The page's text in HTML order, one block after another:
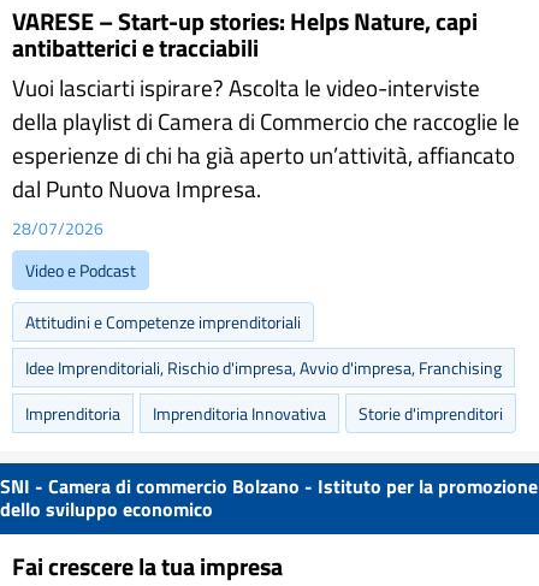
VARESE – Start-up stories: Helps Nature, capi
antibatterici e tracciabili
Vuoi lasciarti ispirare? Ascolta le video-interviste
della playlist di Camera di Commercio che raccoglie le
esperienze di chi ha già aperto un’attività, affiancato
dal Punto Nuova Impresa.
28/07/2026
Video e Podcast
Attitudini e Competenze imprenditoriali
Idee Imprenditoriali, Rischio d'impresa, Avvio d'impresa, Franchising
Imprenditoria
Imprenditoria Innovativa Storie d'imprenditori
SNI - Camera di commercio Bolzano - Istituto per la promozione
dello sviluppo economico
Fai crescere la tua impresa